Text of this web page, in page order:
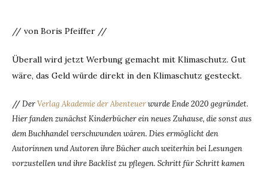
// von Boris Pfeiffer //
Überall wird jetzt Werbung gemacht mit Klimaschutz. Gut
wäre, das Geld würde direkt in den Klimaschutz gesteckt.
//DerVerlag Akademie der Abenteuerwurde Ende 2020 gegründet.
Hier fanden zunächst Kinderbücher ein neues Zuhause, die sonst aus
dem Buchhandel verschwunden wären. Dies ermöglicht den
Autorinnen und Autoren ihre Bücher auch weiterhin bei Lesungen
vorzustellen und ihre Backlist zu pflegen. Schritt für Schritt kamen